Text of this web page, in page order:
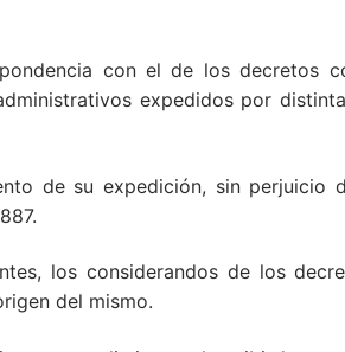
con el de los decretos
expedidos por
de su expedición, sin perjuicio
los considerandos de los
del mismo.